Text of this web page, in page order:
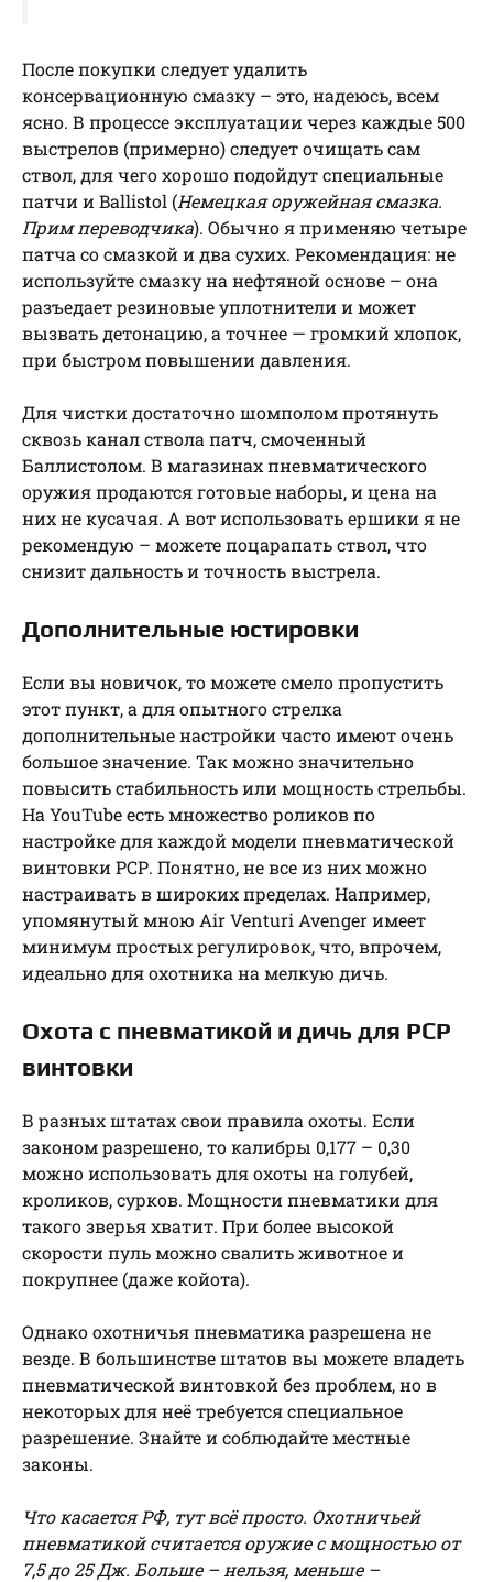
После покупки следует удалить
консервационную смазку – это, надеюсь, всем
ясно. В процессе эксплуатации через каждые 500
выстрелов (примерно) следует очищать сам
ствол, для чего хорошо подойдут специальные
патчи и Ballistol (Немецкая оружейная смазка.
Прим переводчика). Обычно я применяю четыре
патча со смазкой и два сухих. Рекомендация: не
используйте смазку на нефтяной основе – она
разъедает резиновые уплотнители и может
вызвать детонацию, а точнее — громкий хлопок,
при быстром повышении давления.
Для чистки достаточно шомполом протянуть
сквозь канал ствола патч, смоченный
Баллистолом. В магазинах пневматического
оружия продаются готовые наборы, и цена на
них не кусачая. А вот использовать ершики я не
рекомендую – можете поцарапать ствол, что
снизит дальность и точность выстрела.
Дополнительные юстировки
Если вы новичок, то можете смело пропустить
этот пункт, а для опытного стрелка
дополнительные настройки часто имеют очень
большое значение. Так можно значительно
повысить стабильность или мощность стрельбы.
На YouTube есть множество роликов по
настройке для каждой модели пневматической
винтовки РСР. Понятно, не все из них можно
настраивать в широких пределах. Например,
упомянутый мною Air Venturi Avenger имеет
минимум простых регулировок, что, впрочем,
идеально для охотника на мелкую дичь.
Охота с пневматикой и дичь для РСР
винтовки
В разных штатах свои правила охоты. Если
законом разрешено, то калибры 0,177 – 0,30
можно использовать для охоты на голубей,
кроликов, сурков. Мощности пневматики для
такого зверья хватит. При более высокой
скорости пуль можно свалить животное и
покрупнее (даже койота).
Однако охотничья пневматика разрешена не
везде. В большинстве штатов вы можете владеть
пневматической винтовкой без проблем, но в
некоторых для неё требуется специальное
разрешение. Знайте и соблюдайте местные
законы.
Что касается РФ, тут всё просто. Охотничьей
пневматикой считается оружие с мощностью от
7,5 до 25 Дж. Больше – нельзя, меньше –